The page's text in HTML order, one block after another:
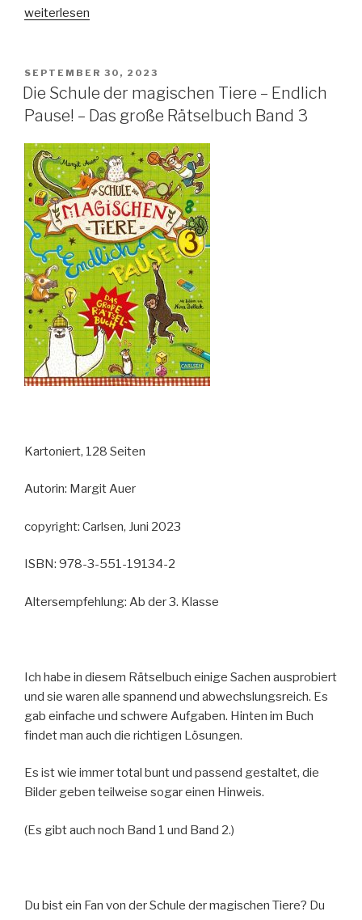
„Das
Der
tintenschwarze
Schlafzauber“
weiterlesen
VERÖFFENTLICHT
AM
SEPTEMBER 30, 2023
Die Schule der magischen Tiere – Endlich
Pause! – Das große Rätselbuch Band 3
Kartoniert, 128 Seiten
Autorin: Margit Auer
copyright: Carlsen, Juni 2023
ISBN: 978-3-551-19134-2
Altersempfehlung: Ab der 3. Klasse
Ich habe in diesem Rätselbuch einige Sachen ausprobiert
und sie waren alle spannend und abwechslungsreich. Es
gab einfache und schwere Aufgaben. Hinten im Buch
findet man auch die richtigen Lösungen.
Es ist wie immer total bunt und passend gestaltet, die
Bilder geben teilweise sogar einen Hinweis.
(Es gibt auch noch Band 1 und Band 2.)
Du bist ein Fan von der Schule der magischen Tiere? Du